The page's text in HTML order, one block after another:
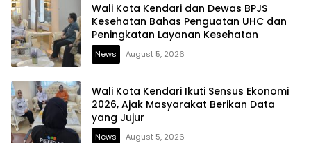
Wali Kota Kendari dan Dewas BPJS
Kesehatan Bahas Penguatan UHC dan
Peningkatan Layanan Kesehatan
News August 5, 2026
Wali Kota Kendari Ikuti Sensus Ekonomi
2026, Ajak Masyarakat Berikan Data
yang Jujur
News August 5, 2026